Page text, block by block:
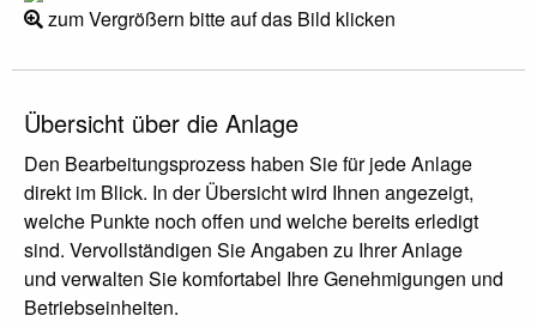
zum Vergrößern bitte auf das Bild klicken
Übersicht über die Anlage
Den Bearbeitungsprozess haben Sie für jede Anlage
direkt im Blick. In der Übersicht wird Ihnen angezeigt,
welche Punkte noch offen und welche bereits erledigt
sind. Vervollständigen Sie Angaben zu Ihrer Anlage
und verwalten Sie komfortabel Ihre Genehmigungen und
Betriebseinheiten.